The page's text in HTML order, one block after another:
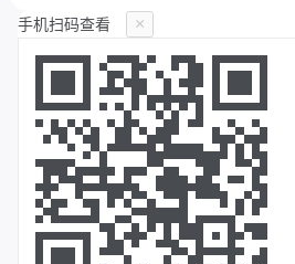
手机扫码查看 ×